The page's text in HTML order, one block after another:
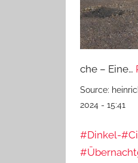
che – Eine…
Source:
2024 - 15:41
#Dinkel-